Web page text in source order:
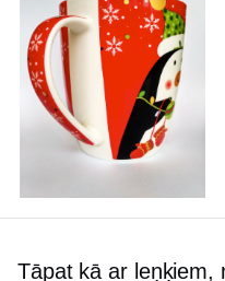
Tāpat kā ar leņķiem,